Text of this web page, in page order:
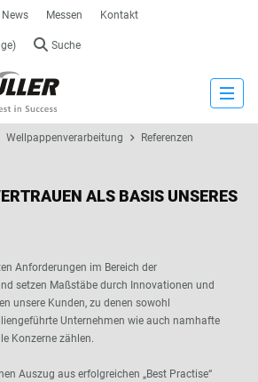
News Messen Kontakt
Suche
Close
Wellpappenverarbeitung Referenzen
ALS BASIS UNSERES
Anforderungen im Bereich der
setzen Maßstäbe durch Innovationen und
unsere Kunden, zu denen sowohl
Unternehmen wie auch namhafte
Konzerne zählen.
Auszug aus erfolgreichen „Best Practise“